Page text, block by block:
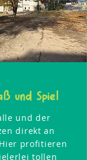
und Spiel
und der
direkt an
profitieren
tollen